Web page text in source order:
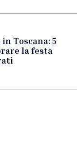
Toscana: 5
la festa